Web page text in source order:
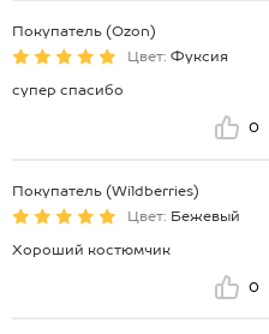
Покупатель (Ozon)
Цвет: Фуксия
супер спасибо
0
Покупатель (Wildberries)
Цвет: Бежевый
Хороший костюмчик
0